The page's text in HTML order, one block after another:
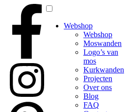
Webshop
Webshop
Moswanden
Logo’s van
mos
Kurkwanden
Projecten
Over ons
Blog
FAQ